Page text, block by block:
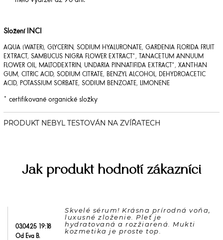
Složení INCI
AQUA (WATER), GLYCERIN, SODIUM HYALURONATE, GARDENIA FLORIDA FRUIT
EXTRACT, SAMBUCUS NIGRA FLOWER EXTRACT*, TANACETUM ANNUUM
FLOWER OIL, MALTODEXTRIN, UNDARIA PINNATIFIDA EXTRACT*, XANTHAN
GUM, CITRIC ACID, SODIUM CITRATE, BENZYL ALCOHOL, DEHYDROACETIC
ACID, POTASSIUM SORBATE, SODIUM BENZOATE, LIMONENE
* certifikované organické složky
Jak produkt hodnotí zákazníci
03.04.25 19:18
Od Eva B.
Skvelé sérum! Krásna prírodná voňa,
luxusné zloženie. Pleť je
hydratovaná a rozžiarená. Mukti
kozmetika je proste top.